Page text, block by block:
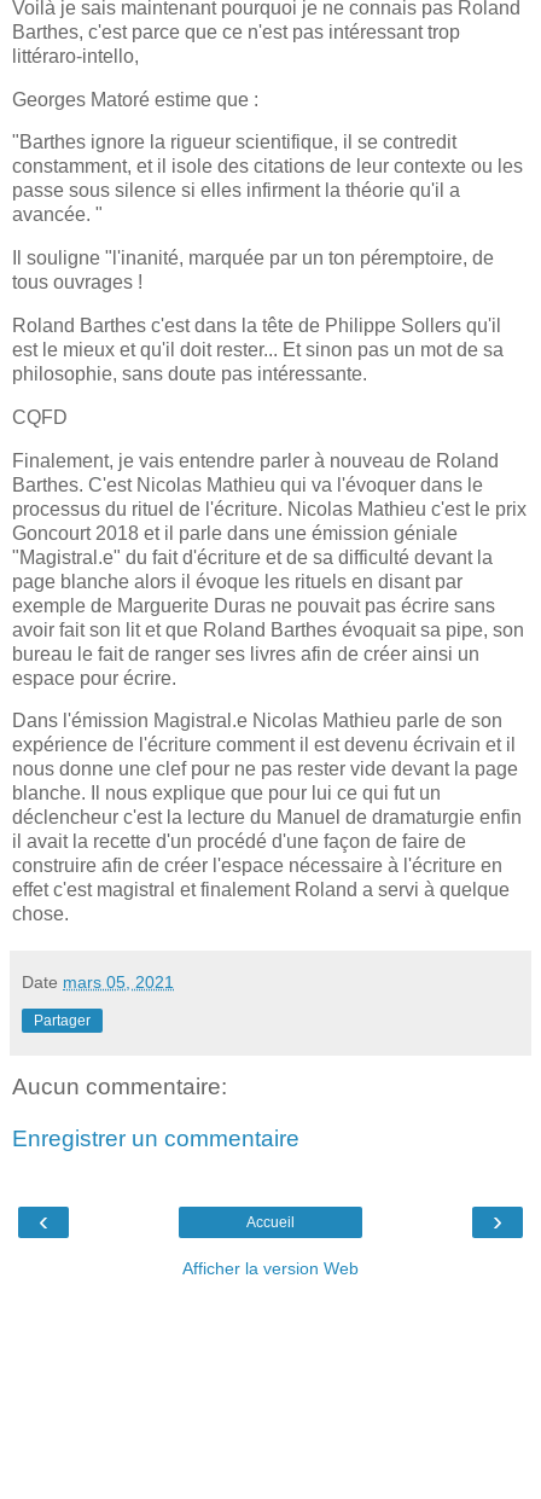
Voilà je sais maintenant pourquoi je ne connais pas Roland
Barthes, c'est parce que ce n'est pas intéressant trop
littéraro-intello,
Georges Matoré estime que :
"Barthes ignore la rigueur scientifique, il se contredit
constamment, et il isole des citations de leur contexte ou les
passe sous silence si elles infirment la théorie qu'il a
avancée. "
Il souligne "l'inanité, marquée par un ton péremptoire, de
tous ouvrages !
Roland Barthes c'est dans la tête de Philippe Sollers qu'il
est le mieux et qu'il doit rester... Et sinon pas un mot de sa
philosophie, sans doute pas intéressante.
CQFD
Finalement, je vais entendre parler à nouveau de Roland
Barthes. C'est Nicolas Mathieu qui va l'évoquer dans le
processus du rituel de l'écriture. Nicolas Mathieu c'est le prix
Goncourt 2018 et il parle dans une émission géniale
"Magistral.e" du fait d'écriture et de sa difficulté devant la
page blanche alors il évoque les rituels en disant par
exemple de Marguerite Duras ne pouvait pas écrire sans
avoir fait son lit et que Roland Barthes évoquait sa pipe, son
bureau le fait de ranger ses livres afin de créer ainsi un
espace pour écrire.
Dans l'émission Magistral.e Nicolas Mathieu parle de son
expérience de l'écriture comment il est devenu écrivain et il
nous donne une clef pour ne pas rester vide devant la page
blanche. Il nous explique que pour lui ce qui fut un
déclencheur c'est la lecture du Manuel de dramaturgie enfin
il avait la recette d'un procédé d'une façon de faire de
construire afin de créer l'espace nécessaire à l'écriture en
effet c'est magistral et finalement Roland a servi à quelque
chose.
Date mars 05, 2021
Partager
Aucun commentaire:
Enregistrer un commentaire
‹ ›
Accueil
Afficher la version Web